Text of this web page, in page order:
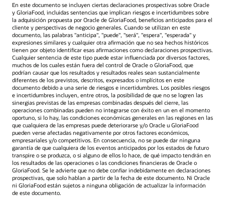
En este documento se incluyen ciertas declaraciones prospectivas sobre Oracle
y GloriaFood, incluidas sentencias que implican riesgos e incertidumbres sobre
la adquisición propuesta por Oracle de GloriaFood, beneficios anticipados para el
cliente y perspectivas de negocio generales. Cuando se utilizan en este
documento, las palabras "anticipa", "puede", "será", "espera", "esperada" y
expresiones similares y cualquier otra afirmación que no sea hechos históricos
tienen por objeto identificar esas afirmaciones como declaraciones prospectivas.
Cualquier sentencia de este tipo puede estar influenciada por diversos factores,
muchos de los cuales están fuera del control de Oracle o GloriaFood, que
podrían causar que los resultados y resultados reales sean sustancialmente
diferentes de los previstos, descritos, expresados o implícitos en este
documento debido a una serie de riesgos e incertidumbres. Los posibles riesgos
e incertidumbres incluyen, entre otros, la posibilidad de que no se logren las
sinergias previstas de las empresas combinadas después del cierre, las
operaciones combinadas pueden no integrarse con éxito en un en el momento
oportuno, si lo hay, las condiciones económicas generales en las regiones en las
que cualquiera de las empresas puede deteriorarse y/o Oracle u GloriaFood
pueden verse afectadas negativamente por otros factores económicos,
empresariales y/o competitivos. En consecuencia, no se puede dar ninguna
garantía de que cualquiera de los eventos anticipados por los estados de futuro
transpire o se produzca, o si alguno de ellos lo hace, de qué impacto tendrán en
los resultados de las operaciones o las condiciones financieras de Oracle o
GloriaFood. Se le advierte que no debe confiar indebidamente en declaraciones
prospectivas, que solo hablan a partir de la fecha de este documento. Ni Oracle
ni GloriaFood están sujetos a ninguna obligación de actualizar la información
de este documento.